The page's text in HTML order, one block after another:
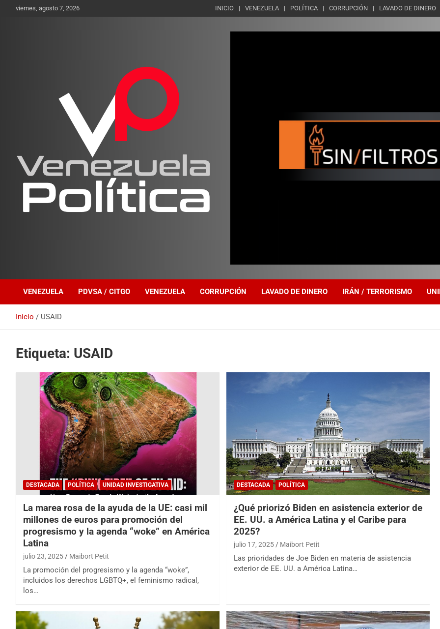
viernes, agosto 7, 2026 INICIO VENEZUELA POLÍTICA CORRUPCIÓN LAVADO DE DINERO
VENEZUELA PDVSA / CITGO VENEZUELA CORRUPCIÓN LAVADO DE DINERO IRÁN / TERRORISMO
Inicio USAID
Etiqueta: USAID
DESTACADA POLÍTICA UNIDAD INVESTIGATIVA
La marea rosa de la ayuda de la UE: casi mil
millones de euros para promoción del
progresismo y la agenda “woke” en América
Latina
julio 23, 2025 Maibort Petit
La promoción del progresismo y la agenda “woke”,
incluidos los derechos LGBTQ+, el feminismo radical,
los…
DESTACADA POLÍTICA
¿Qué priorizó Biden en asistencia exterior de
EE. UU. a América Latina y el Caribe para
2025?
julio 17, 2025 Maibort Petit
Las prioridades de Joe Biden en materia de asistencia
exterior de EE. UU. a América Latina…